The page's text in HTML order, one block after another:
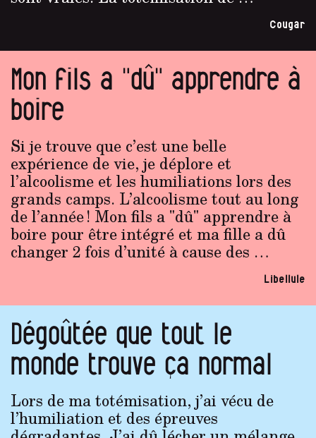
Cougar
Mon fils a "dû" apprendre à
boire
Si je trouve que c’est une belle
expérience de vie, je déplore et
l’alcoolisme et les humiliations lors des
grands camps. L’alcoolisme tout au long
de l’année ! Mon fils a "dû" apprendre à
boire pour être intégré et ma fille a dû
changer 2 fois d’unité à cause des …
Libellule
Dégoûtée que tout le
monde trouve ça normal
Lors de ma totémisation, j’ai vécu de
l’humiliation et des épreuves